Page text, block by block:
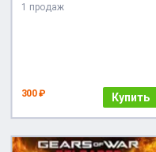
1 продаж
300 ₽ Купить